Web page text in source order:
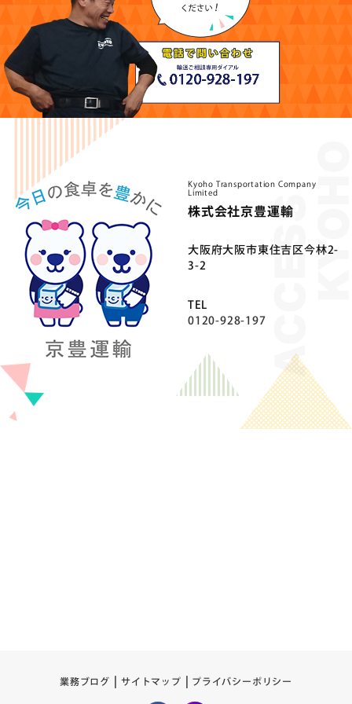
Kyoho Transportation Company
Limited
株式会社京豊運輸
⼤阪府⼤阪市東住吉区今林2-
3-2
TEL
0120-928-197
業務ブログ サイトマップ プライバシーポリシー